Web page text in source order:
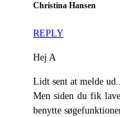
Christina Hansen
REPLY
Hej A
Lidt sent at melde ud..
Men siden du fik
benytte